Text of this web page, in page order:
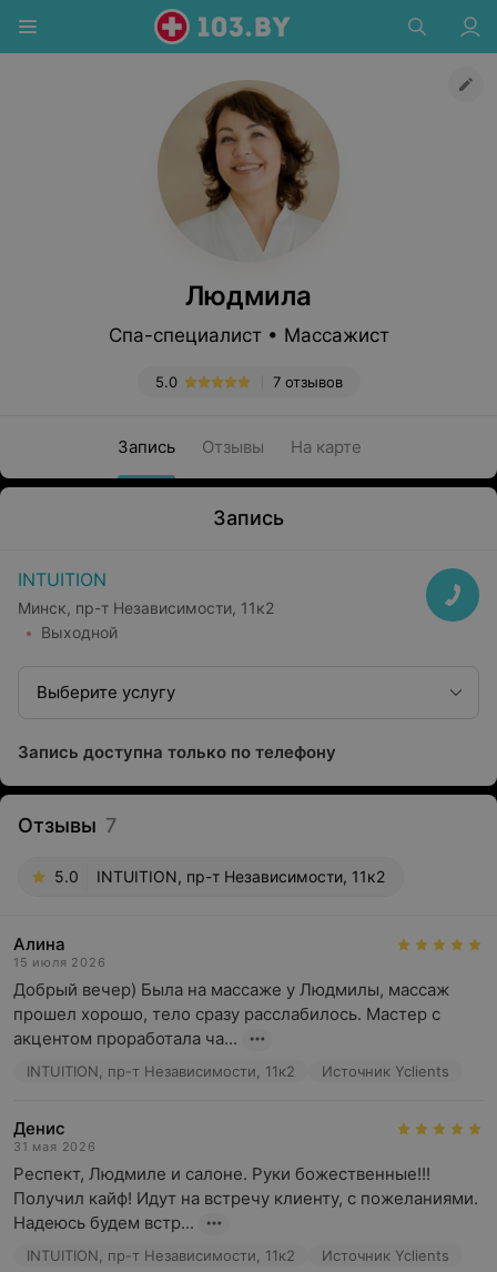
Людмила
Спа-специалист • Массажист
7 отзывов
5.0
Запись Отзывы На карте
Запись
INTUITION
Минск, пр-т Независимости, 11к2
Выходной
Выберите услугу
Запись доступна только по телефону
Отзывы 7
5.0 INTUITION, пр-т Независимости, 11к2
Алина
15 июля 2026
Добрый вечер) Была на массаже у Людмилы, массаж
прошел хорошо, тело сразу расслабилось. Мастер с
акцентом проработала ча...
INTUITION, пр-т Независимости, 11к2 Источник Yclients
Денис
31 мая 2026
Респект, Людмиле и салоне. Руки божественные!!!
Получил кайф! Идут на встречу клиенту, с пожеланиями.
Надеюсь будем встр...
INTUITION, пр-т Независимости, 11к2 Источник Yclients